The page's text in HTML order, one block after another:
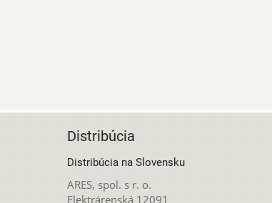
Distribúcia
Distribúcia na Slovensku
ARES, spol. s r. o.
Elektrárenská 12091